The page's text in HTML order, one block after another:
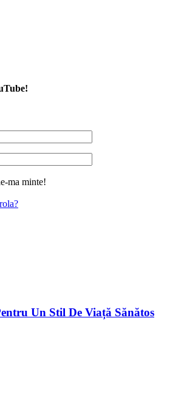
ma minte!
Un Stil De Viață Sănătos